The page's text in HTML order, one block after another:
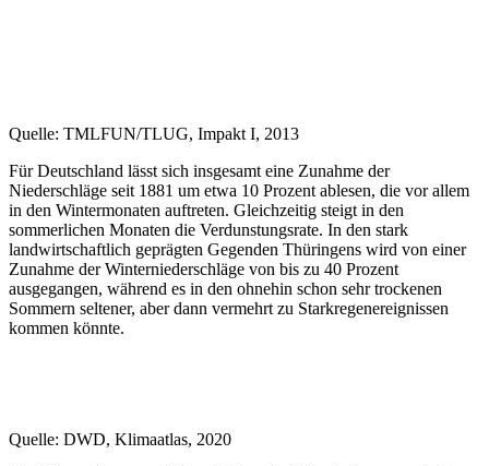
Quelle: TMLFUN/TLUG, Impakt I, 2013
Für Deutschland lässt sich insgesamt eine Zunahme der
Niederschläge seit 1881 um etwa 10 Prozent ablesen, die vor allem
in den Wintermonaten auftreten. Gleichzeitig steigt in den
sommerlichen Monaten die Verdunstungsrate. In den stark
landwirtschaftlich geprägten Gegenden Thüringens wird von einer
Zunahme der Winterniederschläge von bis zu 40 Prozent
ausgegangen, während es in den ohnehin schon sehr trockenen
Sommern seltener, aber dann vermehrt zu Starkregenereignissen
kommen könnte.
Quelle: DWD, Klimaatlas, 2020